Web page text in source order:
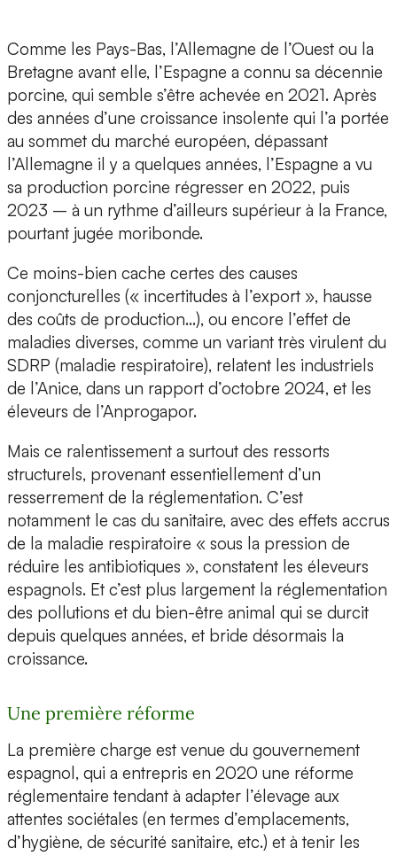
Comme les Pays-Bas, l’Allemagne de l’Ouest ou la
Bretagne avant elle, l’Espagne a connu sa décennie
porcine, qui semble s’être achevée en 2021. Après
des années d’une croissance insolente qui l’a portée
au sommet du marché européen, dépassant
l’Allemagne il y a quelques années, l’Espagne a vu
sa production porcine régresser en 2022, puis
2023 – à un rythme d’ailleurs supérieur à la France,
pourtant jugée moribonde.
Ce moins-bien cache certes des causes
conjoncturelles (« incertitudes à l’export », hausse
des coûts de production…), ou encore l’effet de
maladies diverses, comme un variant très virulent du
SDRP (maladie respiratoire), relatent les industriels
de l’Anice, dans un rapport d’octobre 2024, et les
éleveurs de l’Anprogapor.
Mais ce ralentissement a surtout des ressorts
structurels, provenant essentiellement d’un
resserrement de la réglementation. C’est
notamment le cas du sanitaire, avec des effets accrus
de la maladie respiratoire « sous la pression de
réduire les antibiotiques », constatent les éleveurs
espagnols. Et c’est plus largement la réglementation
des pollutions et du bien-être animal qui se durcit
depuis quelques années, et bride désormais la
croissance.
Une première réforme
La première charge est venue du gouvernement
espagnol, qui a entrepris en 2020 une réforme
réglementaire tendant à adapter l’élevage aux
attentes sociétales (en termes d’emplacements,
d’hygiène, de sécurité sanitaire, etc.) et à tenir les